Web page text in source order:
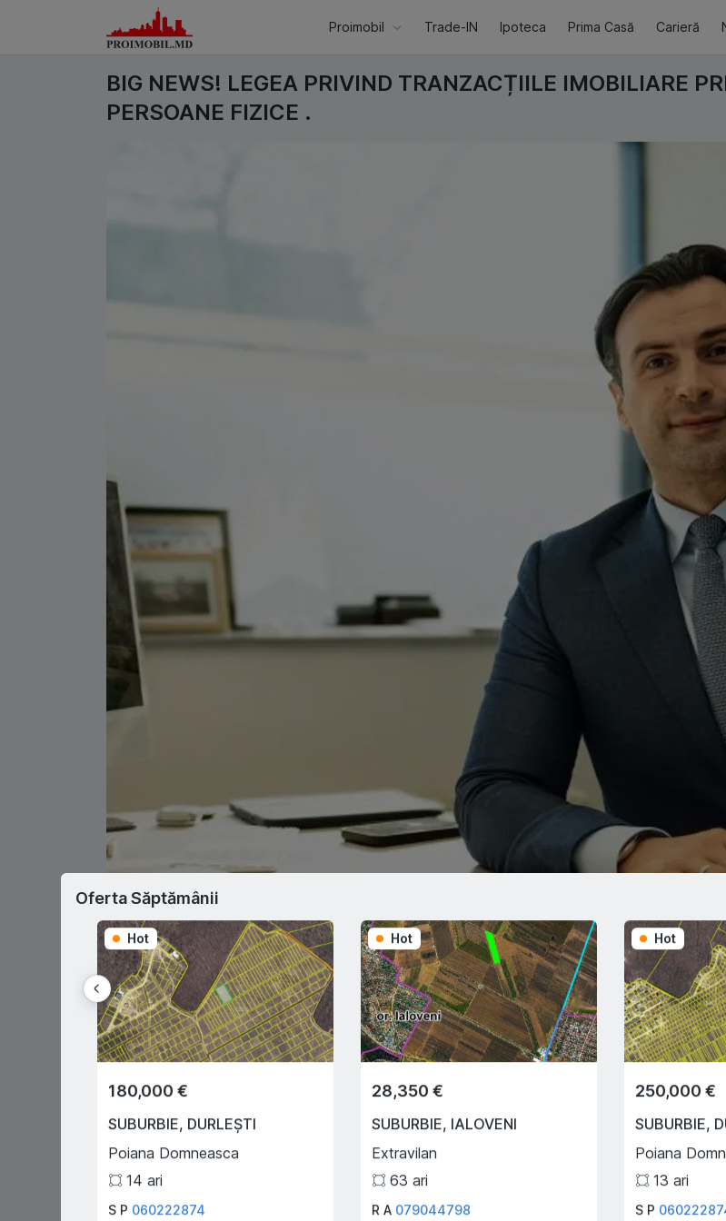
BIG NEWS! LEGEA PRIVIND TRANZACȚIILE IMOBILIARE
PERSOANE FIZICE .
Proimobil Trade-IN Ipoteca Prima Casă Carieră
Oferta Săptămânii
Hot
180,000 €
SUBURBIE, DURLEȘTI
Poiana Domneasca
14 ari
S P 060222874
Hot
28,350 €
SUBURBIE, IALOVENI
Extravilan
63 ari
R A 079044798
Hot
250,000 €
SUBURBIE,
Poiana
13 ari
S P